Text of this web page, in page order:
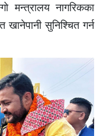
मन्त्रालय नागरिकका
सुनिश्चित गर्न